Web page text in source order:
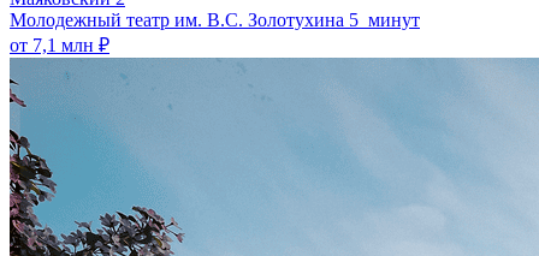
Молодежный театр им. В.С. Золотухина 5 минут
от 7,1 млн ₽